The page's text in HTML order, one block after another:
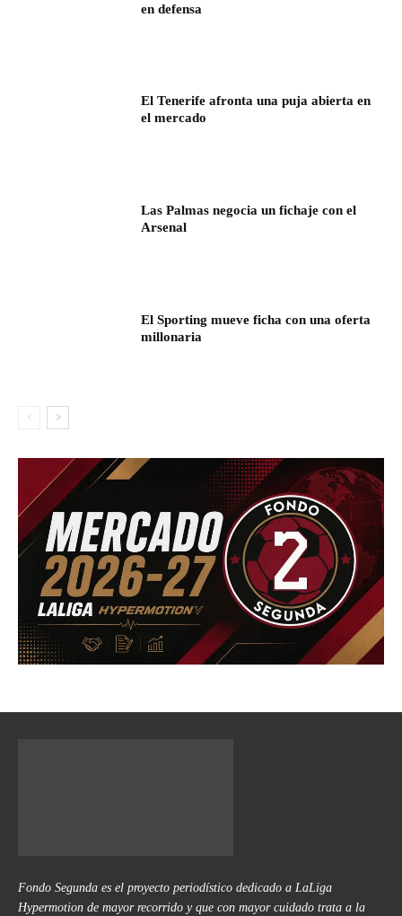
en defensa
El Tenerife afronta una puja abierta en
el mercado
Las Palmas negocia un fichaje con el
Arsenal
El Sporting mueve ficha con una oferta
millonaria
Fondo Segunda es el proyecto periodístico dedicado a LaLiga
Hypermotion de mayor recorrido y que con mayor cuidado trata a la